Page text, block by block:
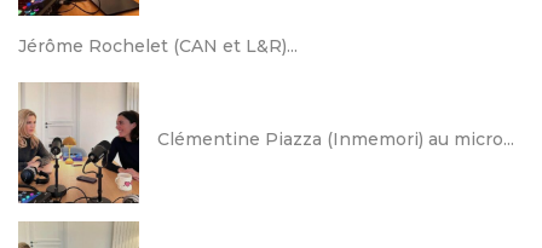
Jérôme Rochelet (CAN et L&R)...
Clémentine Piazza (Inmemori) au micro...